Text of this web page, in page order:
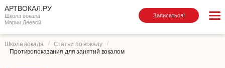
АРТВОКАЛ.РУ
Школа вокала
Марии Деевой
Записаться!
Школа вокала
Статьи по вокалу
Противопоказания для занятий вокалом